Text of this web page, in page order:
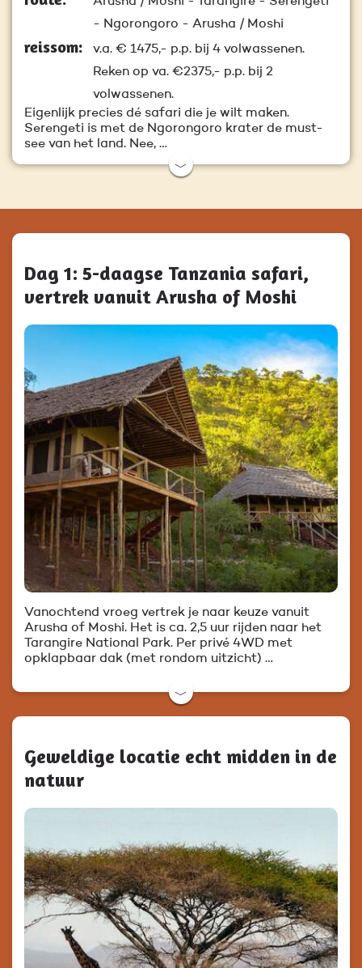
- Ngorongoro - Arusha / Moshi
reissom: v.a. € 1475,- p.p. bij 4 volwassenen.
Reken op va. €2375,- p.p. bij 2
volwassenen.
Eigenlijk precies dé safari die je wilt maken.
Serengeti is met de Ngorongoro krater de must-
see van het land. Nee, …
﹀
Dag 1: 5-daagse Tanzania safari,
vertrek vanuit Arusha of Moshi
Vanochtend vroeg vertrek je naar keuze vanuit
Arusha of Moshi. Het is ca. 2,5 uur rijden naar het
Tarangire National Park. Per privé 4WD met
opklapbaar dak (met rondom uitzicht) …
﹀
Geweldige locatie echt midden in de
natuur